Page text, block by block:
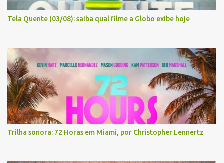
Tela Quente (03/08): saiba qual filme a Globo exibe hoje
Trilha sonora: 72 Horas em Miami, por Christopher Lennertz